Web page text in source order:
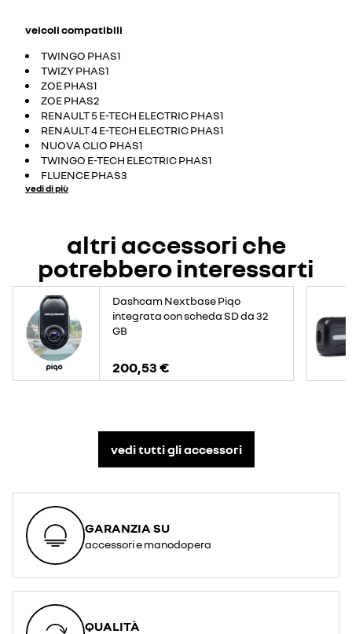
veicoli compatibili
TWINGO PHAS1
TWIZY PHAS1
ZOE PHAS1
ZOE PHAS2
RENAULT 5 E-TECH ELECTRIC PHAS1
RENAULT 4 E-TECH ELECTRIC PHAS1
NUOVA CLIO PHAS1
TWINGO E-TECH ELECTRIC PHAS1
FLUENCE PHAS3
vedi di più
altri accessori che
potrebbero interessarti
Dashcam Nextbase Piqo
integrata con scheda SD da 32
GB
200,53 €
vedi tutti gli accessori​
GARANZIA SU
accessori e manodopera
QUALITÀ